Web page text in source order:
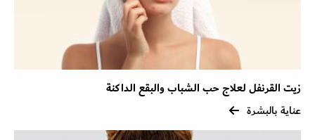
زيت القرنفل لعلاج حب الشباب والبقع الداكنة
عناية بالبشرة